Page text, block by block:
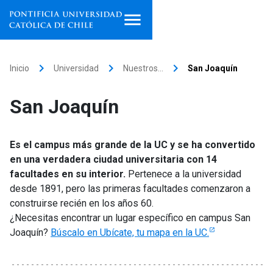
Facultades, escuelas e
Investigación
Internacionalización launch
Extensión
Inicio keyboard_arrow_right Universidad keyboard_arrow_right Nuestros… keyboard_arrow_right San Joaquín
San Joaquín
Es el campus más grande de la UC y se ha convertido
en una verdadera ciudad universitaria con 14
facultades en su interior. Pertenece a la universidad
desde 1891, pero las primeras facultades comenzaron a
construirse recién en los años 60.
¿Necesitas encontrar un lugar específico en campus San
Joaquín? Búscalo en Ubícate, tu mapa en la UC.